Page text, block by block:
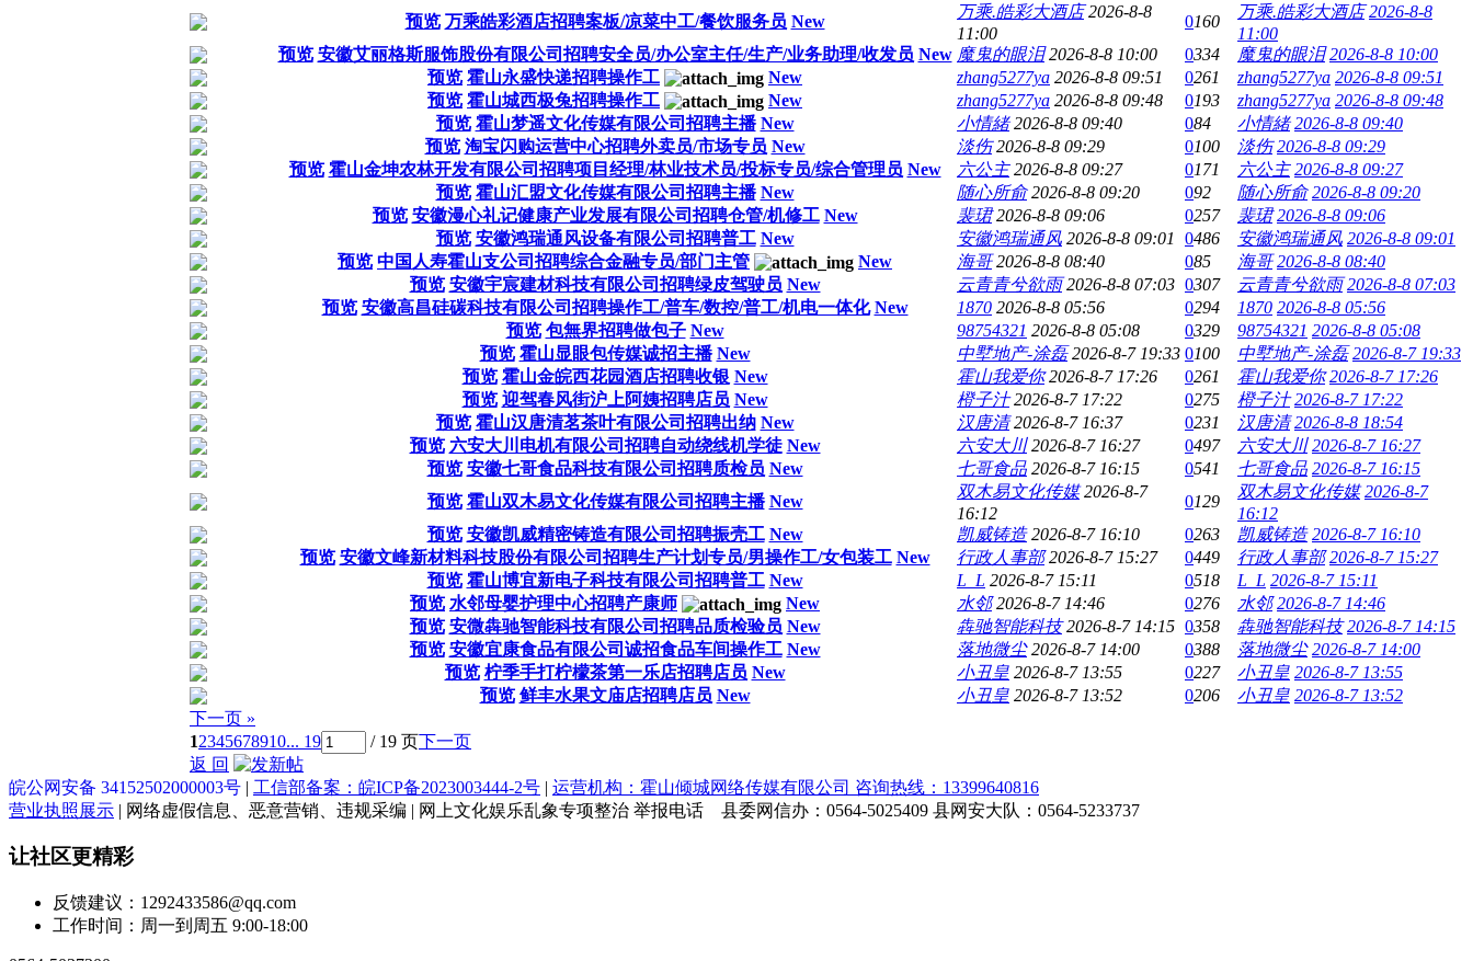
预览 万乘皓彩酒店招聘案板/凉菜中工/餐饮服务员 New
万乘.皓彩大酒店 2026-8-8
11:00
0160
万乘.皓彩大酒店 2026-8-8
11:00
预览 安徽艾丽格斯服饰股份有限公司招聘安全员/办公室主任/生产/业务助理/收发员 New 魔鬼的眼泪 2026-8-8 10:00 0334 魔鬼的眼泪 2026-8-8 10:00
预览 霍山永盛快递招聘操作工 New zhang5277ya 2026-8-8 09:51 0261 zhang5277ya 2026-8-8 09:51
预览 霍山城西极兔招聘操作工 New zhang5277ya 2026-8-8 09:48 0193 zhang5277ya 2026-8-8 09:48
预览 霍山梦遥文化传媒有限公司招聘主播 New 小情緒 2026-8-8 09:40 084 小情緒 2026-8-8 09:40
预览 淘宝闪购运营中心招聘外卖员/市场专员 New 淡伤 2026-8-8 09:29 0100 淡伤 2026-8-8 09:29
预览 霍山金坤农林开发有限公司招聘项目经理/林业技术员/投标专员/综合管理员 New 六公主 2026-8-8 09:27 0171 六公主 2026-8-8 09:27
预览 霍山汇盟文化传媒有限公司招聘主播 New 随心所俞 2026-8-8 09:20 092 随心所俞 2026-8-8 09:20
预览 安徽漫心礼记健康产业发展有限公司招聘仓管/机修工 New 裴珺 2026-8-8 09:06 0257 裴珺 2026-8-8 09:06
预览 安徽鸿瑞通风设备有限公司招聘普工 New 安徽鸿瑞通风 2026-8-8 09:01 0486 安徽鸿瑞通风 2026-8-8 09:01
预览 中国人寿霍山支公司招聘综合金融专员/部门主管 New 海哥 2026-8-8 08:40 085 海哥 2026-8-8 08:40
预览 安徽宇宸建材科技有限公司招聘绿皮驾驶员 New 云青青兮欲雨 2026-8-8 07:03 0307 云青青兮欲雨 2026-8-8 07:03
预览 安徽高昌硅碳科技有限公司招聘操作工/普车/数控/普工/机电一体化 New 1870 2026-8-8 05:56 0294 1870 2026-8-8 05:56
预览 包無界招聘做包子 New 98754321 2026-8-8 05:08 0329 98754321 2026-8-8 05:08
预览 霍山显眼包传媒诚招主播 New 中墅地产-涂磊 2026-8-7 19:33 0100 中墅地产-涂磊 2026-8-7 19:33
预览 霍山金皖西花园酒店招聘收银 New 霍山我爱你 2026-8-7 17:26 0261 霍山我爱你 2026-8-7 17:26
预览 迎驾春风街沪上阿姨招聘店员 New 橙子汁 2026-8-7 17:22 0275 橙子汁 2026-8-7 17:22
预览 霍山汉唐清茗茶叶有限公司招聘出纳 New 汉唐清 2026-8-7 16:37 0231 汉唐清 2026-8-8 18:54
预览 六安大川电机有限公司招聘自动绕线机学徒 New 六安大川 2026-8-7 16:27 0497 六安大川 2026-8-7 16:27
预览 安徽七哥食品科技有限公司招聘质检员 New 七哥食品 2026-8-7 16:15 0541 七哥食品 2026-8-7 16:15
预览 霍山双木易文化传媒有限公司招聘主播 New
双木易文化传媒 2026-8-7
16:12
0129
双木易文化传媒 2026-8-7
16:12
预览 安徽凯威精密铸造有限公司招聘振壳工 New 凯威铸造 2026-8-7 16:10 0263 凯威铸造 2026-8-7 16:10
预览 安徽文峰新材料科技股份有限公司招聘生产计划专员/男操作工/女包装工 New 行政人事部 2026-8-7 15:27 0449 行政人事部 2026-8-7 15:27
预览 霍山博宜新电子科技有限公司招聘普工 New L_L 2026-8-7 15:11 0518 L_L 2026-8-7 15:11
预览 水邻母婴护理中心招聘产康师 New 水邻 2026-8-7 14:46 0276 水邻 2026-8-7 14:46
预览 安微犇驰智能科技有限公司招聘品质检验员 New 犇驰智能科技 2026-8-7 14:15 0358 犇驰智能科技 2026-8-7 14:15
预览 安徽宜康食品有限公司诚招食品车间操作工 New 落地微尘 2026-8-7 14:00 0388 落地微尘 2026-8-7 14:00
预览 柠季手打柠檬茶第一乐店招聘店员 New 小丑皇 2026-8-7 13:55 0227 小丑皇 2026-8-7 13:55
预览 鲜丰水果文庙店招聘店员 New 小丑皇 2026-8-7 13:52 0206 小丑皇 2026-8-7 13:52
下一页 »
12345678910... 19 / 19 页下一页
返 回
皖公网安备 34152502000003号 | 工信部备案：皖ICP备2023003444-2号 | 运营机构：霍山倾城网络传媒有限公司 咨询热线：13399640816
营业执照展示 | 网络虚假信息、恶意营销、违规采编 | 网上文化娱乐乱象专项整治 举报电话 县委网信办：0564-5025409 县网安大队：0564-5233737
让社区更精彩
反馈建议：1292433586@qq.com
工作时间：周一到周五 9:00-18:00